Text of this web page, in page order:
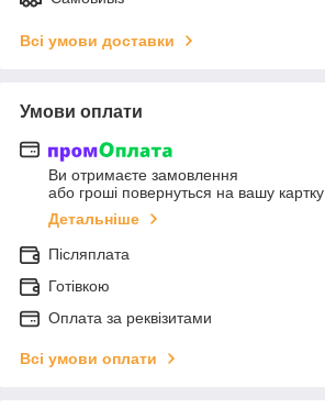
Всі умови доставки
Умови оплати
Ви отримаєте замовлення
або гроші повернуться на вашу картку
Детальніше
Післяплата
Готівкою
Оплата за реквізитами
Всі умови оплати